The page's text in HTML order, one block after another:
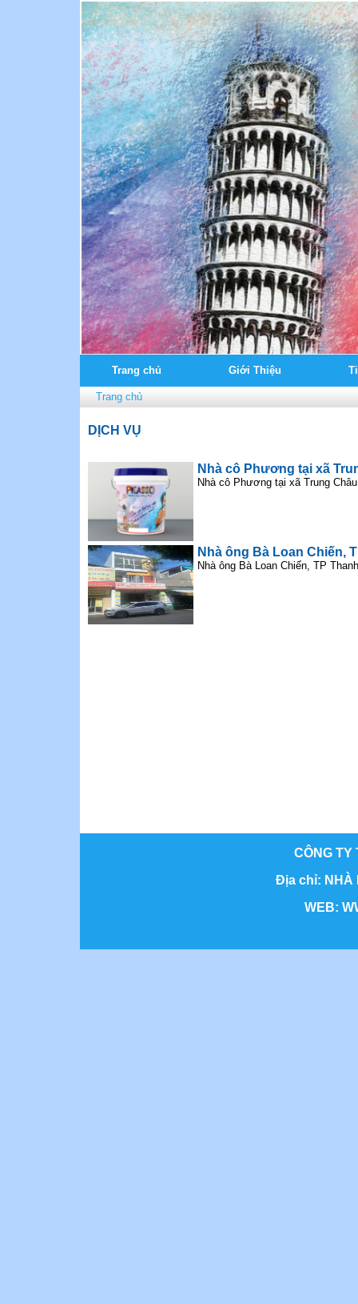
Trang chủ Giới Thiệu
Trang chủ
DỊCH VỤ
Nhà cô Phương tại xã
Nhà cô Phương tại xã Trung
Nhà ông Bà Loan Chiến,
Nhà ông Bà Loan Chiến, TP
CÔNG TY
Địa chỉ: NHÀ
WEB: